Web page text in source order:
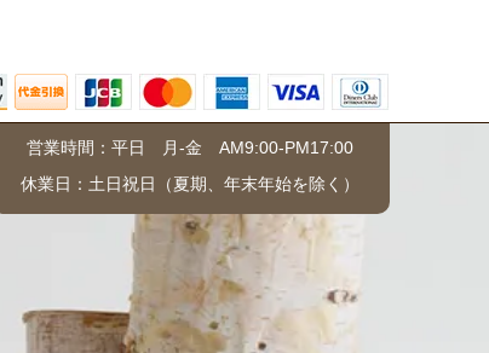
営業時間：平日 月-金 AM9:00-PM17:00
休業日：土日祝日（夏期、年末年始を除く）